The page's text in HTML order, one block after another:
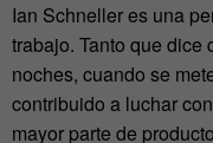
Ian Schneller es una
trabajo. Tanto que dice
noches, cuando se
contribuido a luchar
mayor parte de